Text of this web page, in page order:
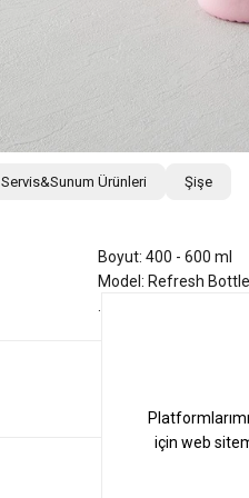
Servis&Sunum Ürünleri Şişe
Boyut: 400 - 600 ml
Model: Refresh